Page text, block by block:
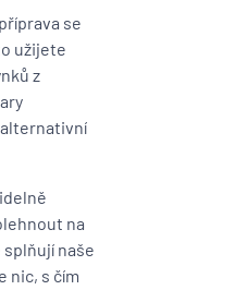
se
užijete
z
na
naše
nic, s čím